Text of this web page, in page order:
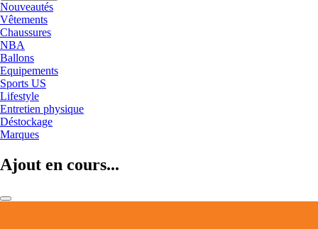
Nouveautés
Vêtements
Chaussures
NBA
Ballons
Equipements
Sports US
Lifestyle
Entretien physique
Déstockage
Marques
Ajout en cours...